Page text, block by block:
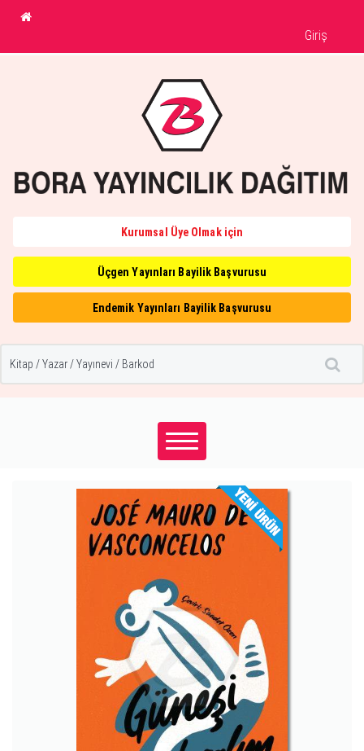
Giriş
Kurumsal Üye Olmak için
Üçgen Yayınları Bayilik Başvurusu
Endemik Yayınları Bayilik Başvurusu